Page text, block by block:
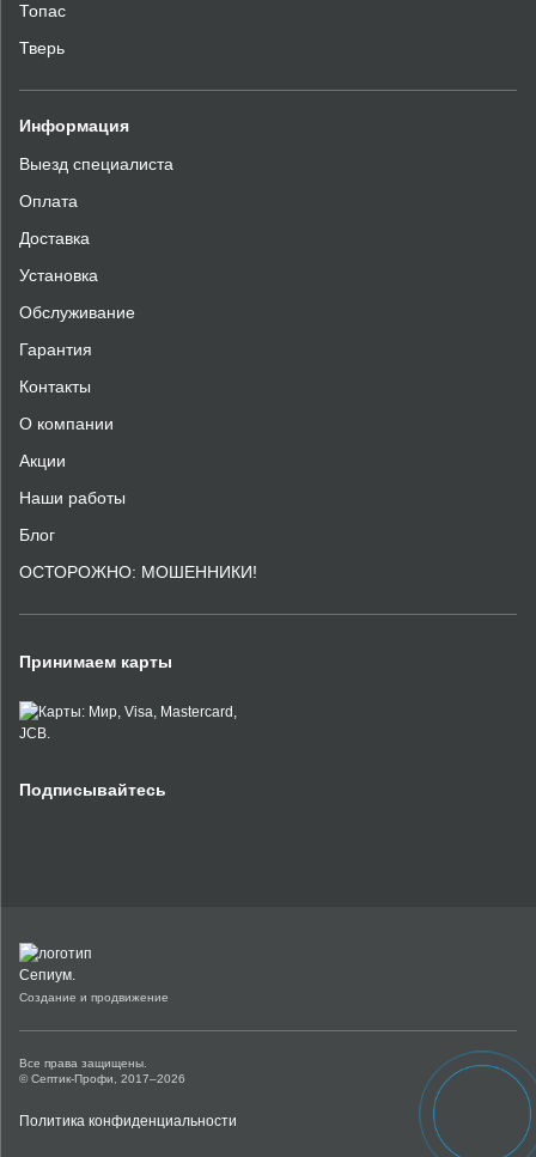
Топас
Тверь
Информация
Выезд специалиста
Оплата
Доставка
Установка
Обслуживание
Гарантия
Контакты
О компании
Акции
Наши работы
Блог
ОСТОРОЖНО: МОШЕННИКИ!
Принимаем карты
Подписывайтесь
Все права защищены.
© Септик-Профи, 2017–2026
Политика конфиденциальности
Создание и продвижение